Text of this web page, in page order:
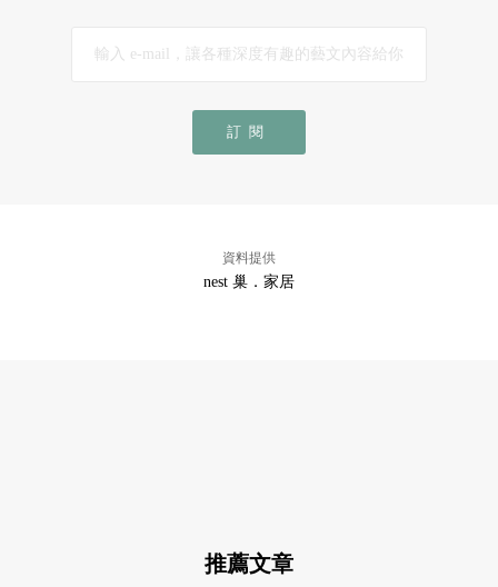
訂閱
資料提供
nest 巢．家居
推薦文章